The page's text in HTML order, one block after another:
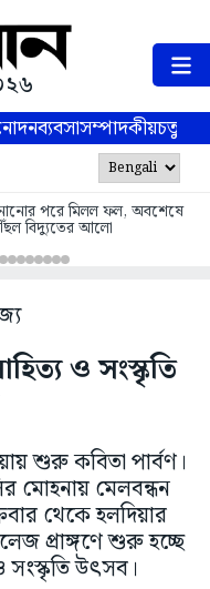
ব্যবসাসম্পাদকীয়
পরে মিলল ফল, অবশেষে
বিদ্যুতের আলো
ও সংস্কৃতি
শুরু কবিতা পার্বণ।
মোহনায় মেলবন্ধন
থেকে হলদিয়ার
প্রাঙ্গণে শুরু হচ্ছে
সংস্কৃতি উৎসব।